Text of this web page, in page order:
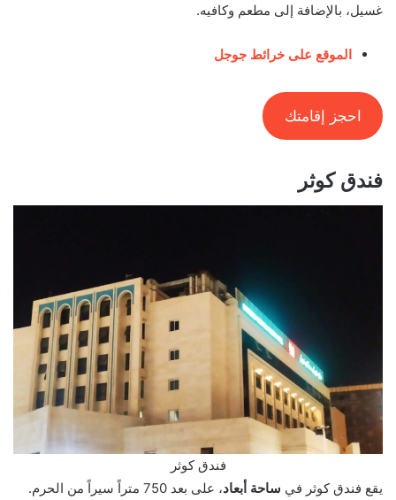
غسيل، بالإضافة إلى مطعم وكافيه.
الموقع على خرائط جوجل
احجز إقامتك
فندق كوثر
فندق كوثر
يقع فندق كوثر في ساحة أبعاد
، على بعد 750 متراً سيراً من الحرم.